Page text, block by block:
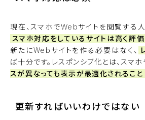
現在、スマホでWebサイトを閲覧する
スマホ対応をしているサイトは高く評価
新たにWebサイトを作る必要はなく、
ば十分です。レスポンシブ化とは、スマ
スが異なっても表示が最適化されること
更新すればいいわけではない